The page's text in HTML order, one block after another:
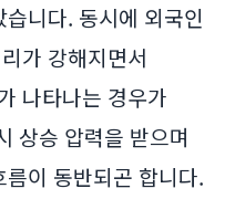
니다. 동시에 외국인
가 강해지면서
나타나는 경우가
상승 압력을 받으며
이 동반되곤 합니다.